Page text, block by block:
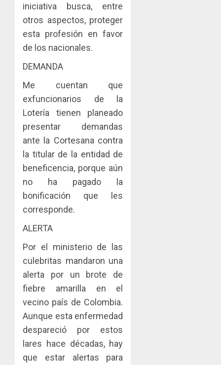
iniciativa busca, entre
otros aspectos, proteger
esta profesión en favor
de los nacionales.
DEMANDA
Me cuentan que
exfuncionarios de la
Lotería tienen planeado
presentar demandas
ante la Cortesana contra
la titular de la entidad de
beneficencia, porque aún
no ha pagado la
bonificación que les
corresponde.
ALERTA
Por el ministerio de las
culebritas mandaron una
alerta por un brote de
fiebre amarilla en el
vecino país de Colombia.
Aunque esta enfermedad
despareció por estos
lares hace décadas, hay
que estar alertas para